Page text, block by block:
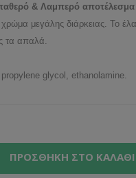
& Λαμπερό αποτέλεσμα
μεγάλης διάρκειας. Το
τα απαλά.
glycol, ethanolamine.
ΠΡΟΣΘΉΚΗ ΣΤΟ ΚΑΛΆΘΙ